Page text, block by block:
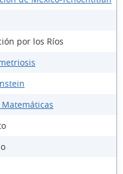
por los Ríos